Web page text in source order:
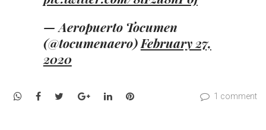
— Aeropuerto Tocumen
(@tocumenaero) February 27,
2020
WhatsApp
Facebook
TwitterGoogle+LinkedInPinterest 1 comment